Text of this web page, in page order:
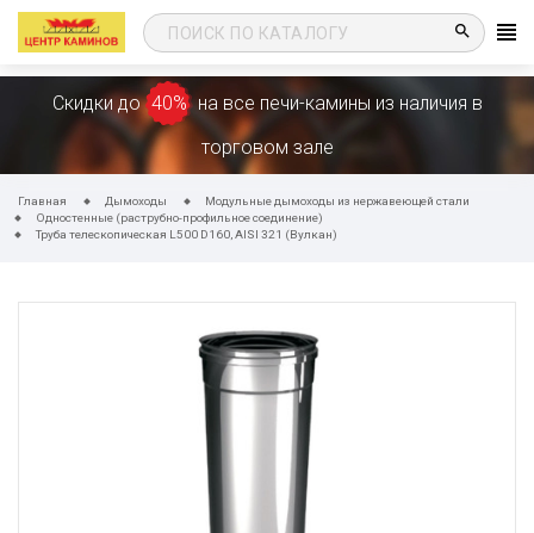
search
Скидки до 40% на все печи-камины из наличия в
торговом зале
Главная Дымоходы
Модульные дымоходы из нержавеющей стали
Одностенные (раструбно-профильное соединение)
Труба телескопическая L500 D160, AISI 321 (Вулкан)